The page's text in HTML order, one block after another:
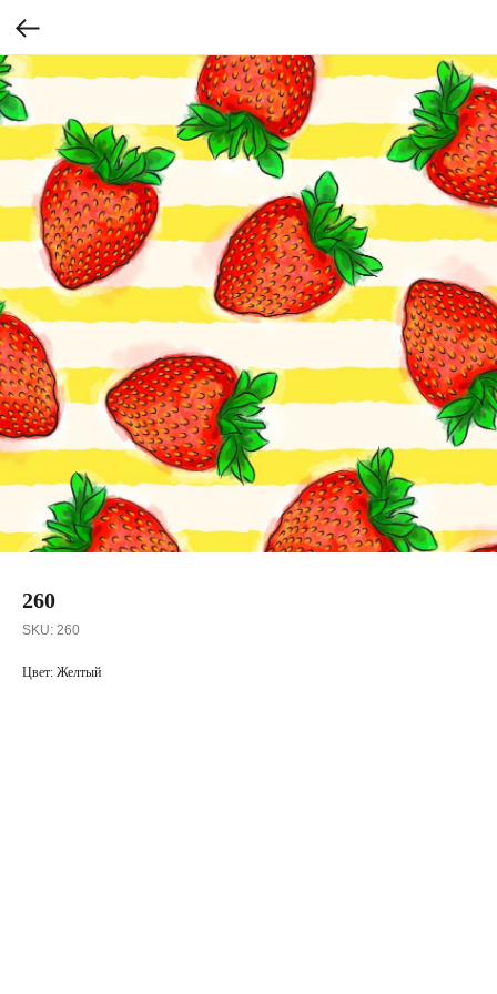
260
SKU: 260
Цвет: Желтый